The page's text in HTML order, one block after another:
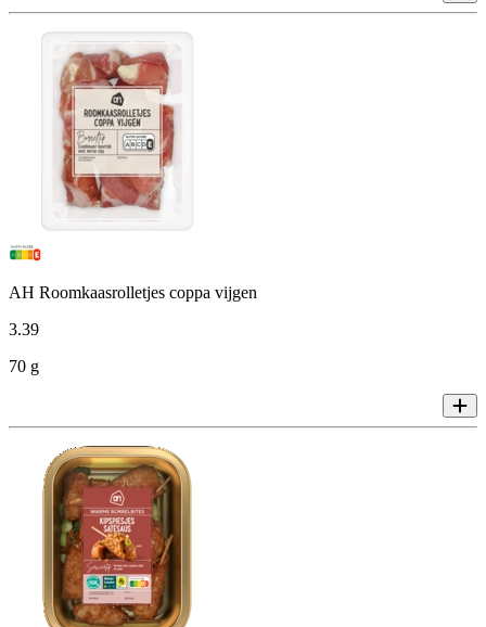
AH Roomkaasrolletjes coppa vijgen
3.39
70 g